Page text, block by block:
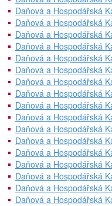
Daňová a Hospodářská
Daňová a Hospodářská
Daňová a Hospodářská
Daňová a Hospodářská
Daňová a Hospodářská
Daňová a Hospodářská
Daňová a Hospodářská
Daňová a Hospodářská
Daňová a Hospodářská
Daňová a Hospodářská
Daňová a Hospodářská
Daňová a Hospodářská
Daňová a Hospodářská
Daňová a Hospodářská
Daňová a Hospodářská
Daňová a Hospodářská
Daňová a Hospodářská